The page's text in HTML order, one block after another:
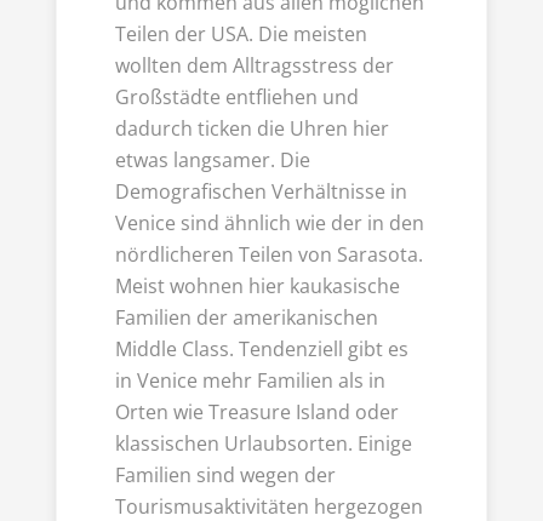
Teilen der USA. Die meisten
wollten dem Alltragsstress der
Großstädte entfliehen und
dadurch ticken die Uhren hier
etwas langsamer. Die
Demografischen Verhältnisse in
Venice sind ähnlich wie der in den
nördlicheren Teilen von Sarasota.
Meist wohnen hier kaukasische
Familien der amerikanischen
Middle Class. Tendenziell gibt es
in Venice mehr Familien als in
Orten wie Treasure Island oder
klassischen Urlaubsorten. Einige
Familien sind wegen der
Tourismusaktivitäten hergezogen